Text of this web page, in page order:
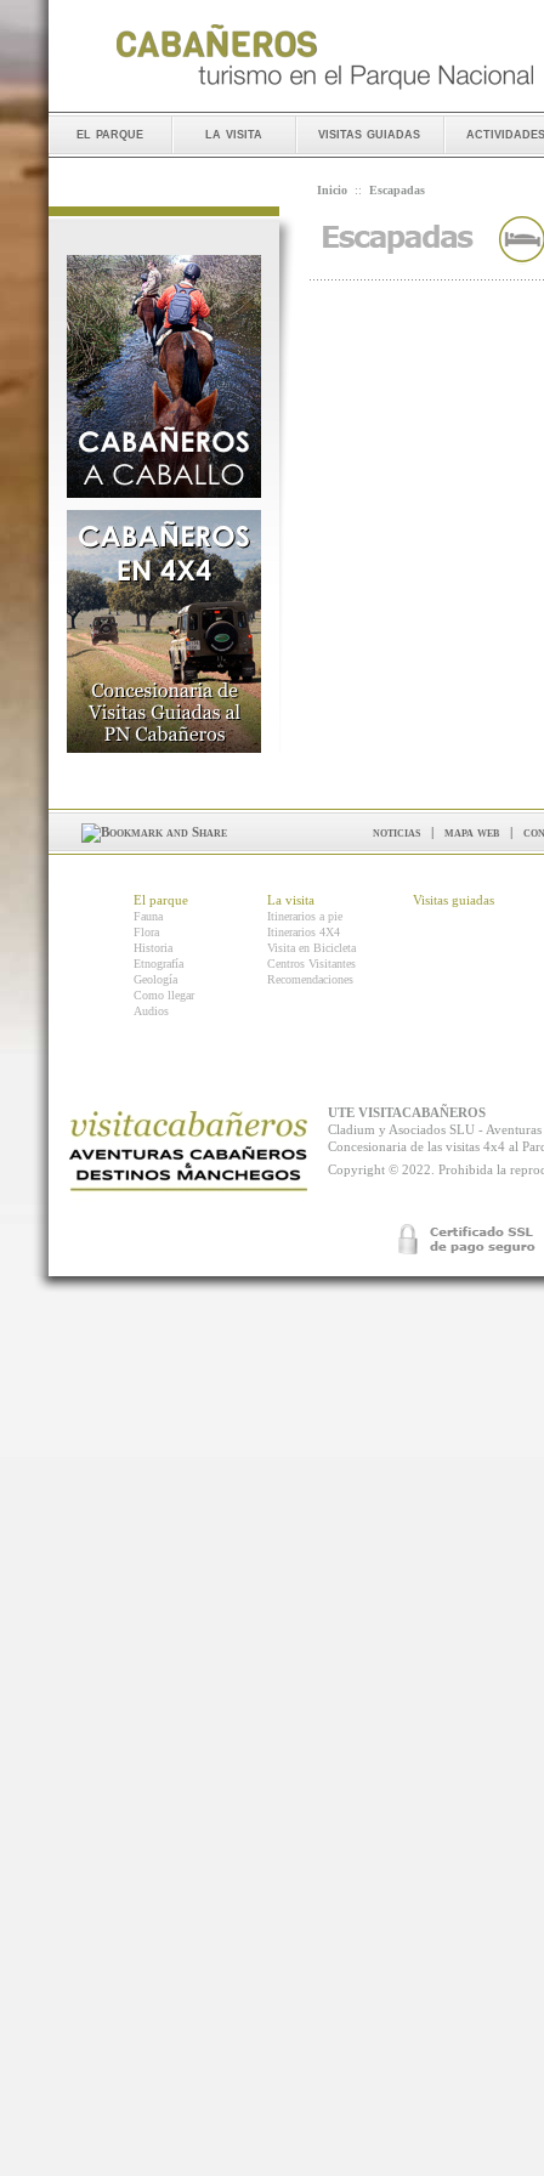
el parque la visita visitas guiadas actividades
Inicio :: Escapadas
noticias | mapa web |
El parque
Fauna
Flora
Historia
Etnografía
Geología
Como llegar
Audios
La visita
Itinerarios a pie
Itinerarios 4X4
Visita en Bicicleta
Centros Visitantes
Recomendaciones
Visitas guiadas
UTE VISITACABAÑEROS
Cladium y Asociados SLU -
Concesionaria de las visitas 4x4 al
Copyright © 2022. Prohibida la